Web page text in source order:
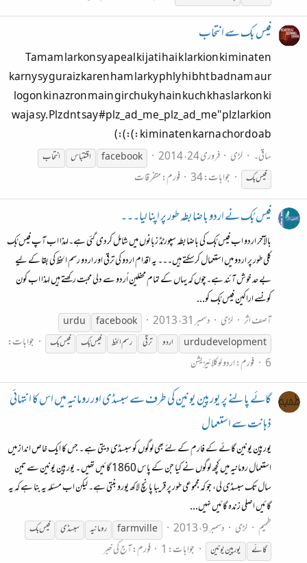
فیس بک سے انتحاب
Tamam larkon sy apeal ki jati hai k larkion ki minaten
karny sy guraiz karen ham larky phly hi bht badnam aur
logon ki nazron main gir chuky hain kuch khas larkon ki
waja sy. Plz dnt say #plz_ad_me_plz_ad_me" plz larkion
ki minaten karna chor do ab :):):)
ساقی۔
لڑی فروری 24، 2014 facebook اقتتباس
انتحاب
فیسبک جوابات: 34 فورم:متفرقات
فیس بُک نے اردو باضابطہ طور پر اپنا لیا۔۔۔
بالآخر اردو اب فیس بُک کی باضابطہ سپورٹڈ زبانوں میں شامل کردی گئی ہے۔لہذا اب آپ فیس بُک
کلی طور پر اردو میں استعمال کرسکتے ہیں۔۔۔ یہ اقدام اردو کی ترقی اور اردو رسم الخط کی بقا کے لیے
بے حد خوش آئند ہے۔چوں کہ یہاں کے تمام محفلین اُردو سے دلی محبت رکھتے ہیں لہذا اب کون
کونسے اراکین فیس بُک کو...
آصف اثر لڑی دسمبر 31، 2013 facebook
urdu
urdu development
اردو ترقی رسم الخط فیسبُک فیسبک
جوابات:
6
فورم:اردو لوکلائیزیشن
گائے پالنے پر یورپین یونین کی طرف سے سبسڈی اور رومانیہ میں اس کا انتہائی
ذہانت سے استعمال
یورپین یونین گائے کے فارم کے لئے بھی لوگوں کو سبسڈی دیتی ہے ۔ جس کا ایک خاص انداز میں
استعمال رومانیہ میں کچھ لوگوں نے کیا جن کے پاس 1860 گائیں تھیں ۔ یورپین یونین سے تین
سال تک سبسڈی لی، جو کہ مجموعی طور پر قریبا پانچ لاکھ یورو بنتی ہے۔ لیکن اب مسئلہ یہ بنا ہے کہ یہ
گائیں اصلی زندہ گائیں نہیں...
طمیم لڑی دسمبر 9، 2013 farmville رومانیہ سبسڈی فیسبک
گائے
یورپین یونین جوابات: 1 فورم:آج کی خبر